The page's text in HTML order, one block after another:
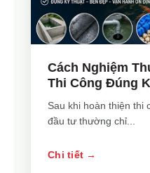
Cách Nghiệm
Thi Công Đúng
Sau khi hoàn thiện thi
đầu tư thường chỉ...
Chi tiết →